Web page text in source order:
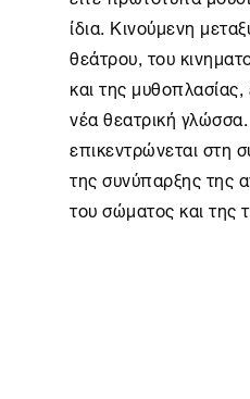
ίδια. Κινούμενη
θεάτρου, του
και της
νέα θεατρική
επικεντρώνεται στη
της συνύπαρξης της
του σώματος και της